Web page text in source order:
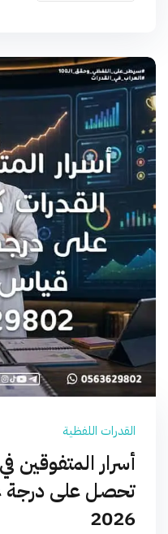
القدرات اللفظية
أسرار المتفوقين
تحصل على درجة
2026